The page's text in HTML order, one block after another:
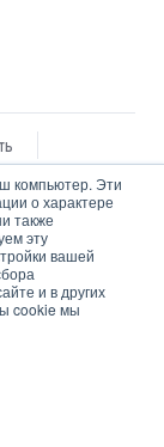
компьютер. Эти
о характере
также
эту
вашей
и в других
cookie мы